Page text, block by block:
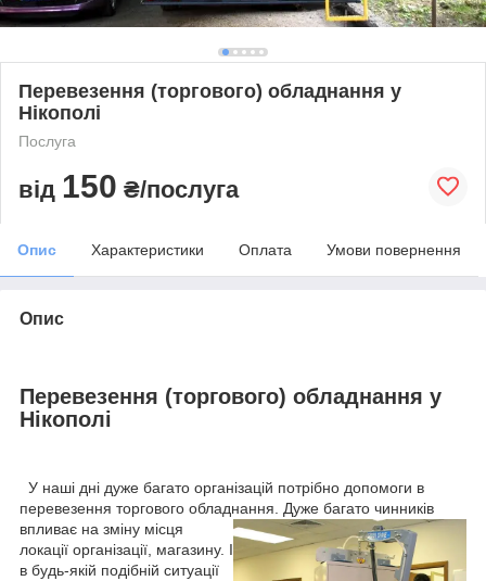
Перевезення (торгового) обладнання у
Нікополі
Послуга
від 150 ₴/послуга
Опис Характеристики Оплата Умови повернення
Опис
Перевезення (торгового) обладнання у
Нікополі
У наші дні дуже багато організацій потрібно допомоги в
перевезення торгового обладнання. Дуже багато чинників
впливає на зміну місця
локації організації, магазину. І
в будь-якій подібній ситуації